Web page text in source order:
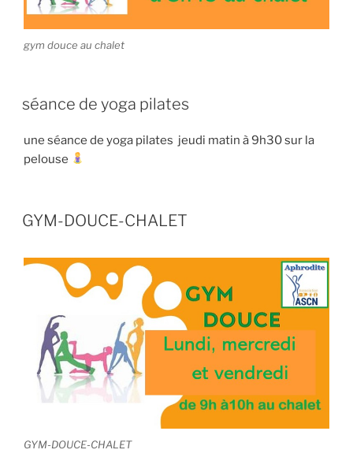
gym douce au chalet
séance de yoga pilates
une séance de yoga pilates jeudi matin à 9h30 sur la
pelouse
GYM-DOUCE-CHALET
GYM-DOUCE-CHALET